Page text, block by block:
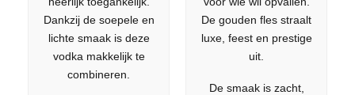
Dankzij de soepele en
lichte smaak is deze
vodka makkelijk te
combineren.
De gouden fles straalt
luxe, feest en prestige
uit.
De smaak is zacht,